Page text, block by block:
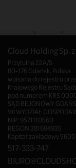
Cloud Holding Sp.
Przytulna 22A/5
80-176 Gdańsk, Polska
wpisana do rejestru
Krajowego Rejestru
pod numerem KRS
SĄD REJONOWY
VII WYDZIAŁ
NIP: 9571110560
REGON 381694935
Kapitał zakładowy 5600
517-333-747